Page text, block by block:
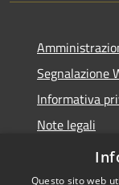
Segnalazione
Informativa
Note legali
Dichiarazione
Questo sito web